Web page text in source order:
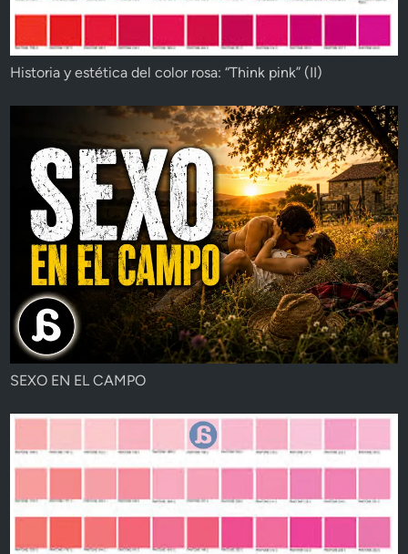
Historia y estética del color rosa: “Think pink” (II)
SEXO EN EL CAMPO